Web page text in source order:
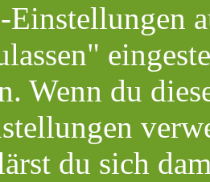
Wenn du
du sich